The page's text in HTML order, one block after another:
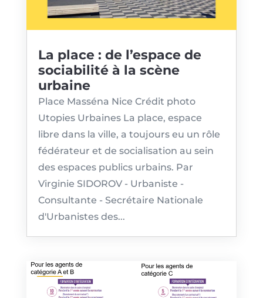
La place : de l’espace de
sociabilité à la scène
urbaine
Place Masséna Nice Crédit photo
Utopies Urbaines La place, espace
libre dans la ville, a toujours eu un rôle
fédérateur et de socialisation au sein
des espaces publics urbains. Par
Virginie SIDOROV - Urbaniste -
Consultante - Secrétaire Nationale
d'Urbanistes des...